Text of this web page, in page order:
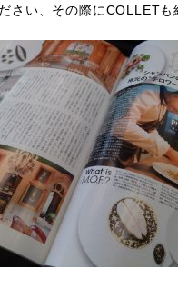
さい、その際にCOLLETも